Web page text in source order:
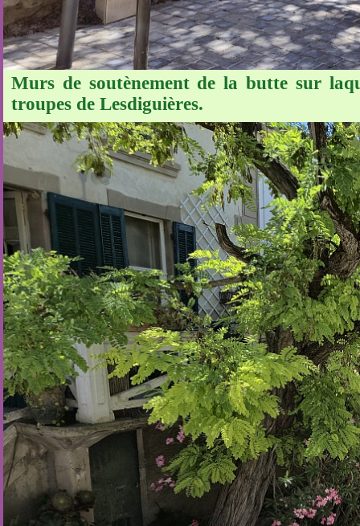
Murs de soutènement de la butte sur
troupes de Lesdiguières.